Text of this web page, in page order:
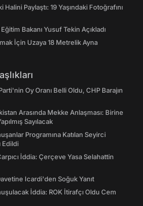
Paylaştı: 19 Yaşındaki Fotoğrafını
Bakanı Yusuf Tekin Açıkladı
İçin Uzaya 18 Metrelik Ayna
Oy Oranı Belli Oldu, CHP Barajın
Arasında Mekke Anlaşması: Birine
Sayılacak
Programına Katılan Seyirci
Edildi
İddia: Çerçeve Yasa Selahattin
Icardi'den Soğuk Yanıt
İddia: ROK İtirafçı Oldu Cem